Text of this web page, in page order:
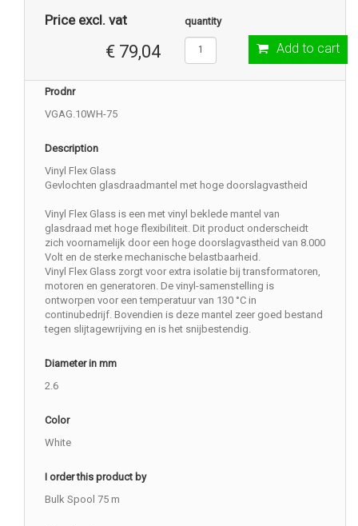
Price excl. vat
€ 79,04
quantity
Add to cart
Prodnr
VGAG.10WH-75
Description
Vinyl Flex Glass
Gevlochten glasdraadmantel met hoge doorslagvastheid
Vinyl Flex Glass is een met vinyl beklede mantel van
glasdraad met hoge flexibiliteit. Dit product onderscheidt
zich voornamelijk door een hoge doorslagvastheid van 8.000
Volt en de sterke mechanische belastbaarheid.
Vinyl Flex Glass zorgt voor extra isolatie bij transformatoren,
motoren en generatoren. De vinyl-samenstelling is
ontworpen voor een temperatuur van 130 °C in
continubedrijf. Bovendien is deze mantel zeer goed bestand
tegen slijtagewrijving en is het snijbestendig.
Diameter in mm
2.6
Color
White
I order this product by
Bulk Spool 75 m